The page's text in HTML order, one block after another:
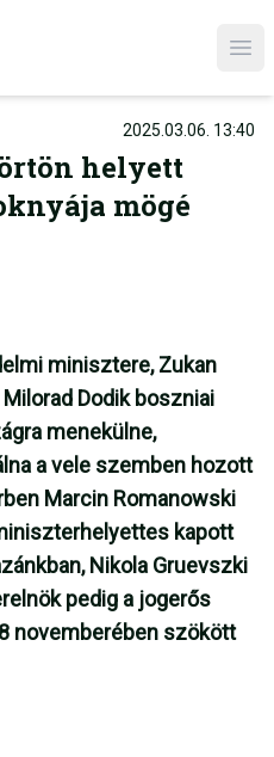
2025.03.06. 13:40
helyett
mögé
minisztere, Zukan
Dodik boszniai
menekülne,
a vele szemben hozott
Marcin Romanowski
kapott
Nikola Gruevszki
pedig a jogerős
novemberében szökött